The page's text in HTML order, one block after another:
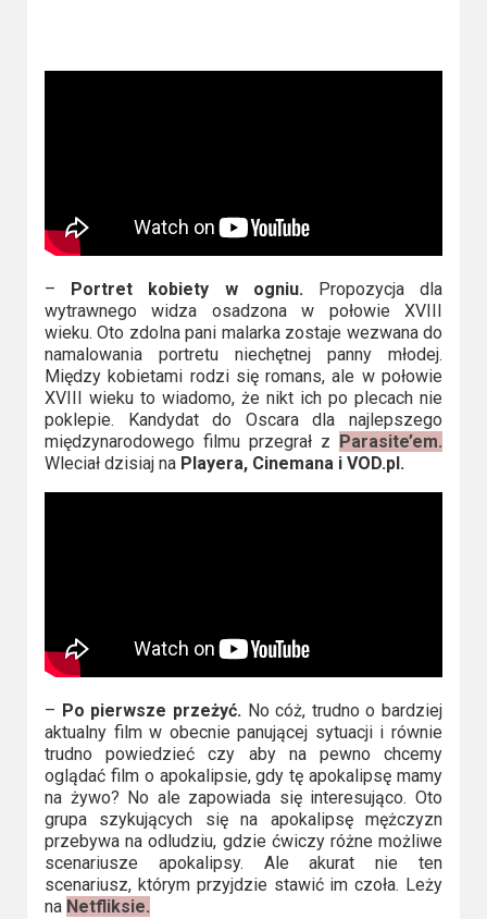
Podsumowania
2021
2020
2019
2018
2016
2017
– Portret kobiety w ogniu.Propozycja dla
wytrawnego widza osadzona w połowie XVIII
wieku. Oto zdolna pani malarka zostaje wezwana do
namalowania portretu niechętnej panny młodej.
Między kobietami rodzi się romans, ale w połowie
XVIII wieku to wiadomo, że nikt ich po plecach nie
poklepie. Kandydat do Oscara dla najlepszego
międzynarodowego filmu przegrał z
Parasite’em.
Wleciał dzisiaj na Playera, Cinemana i VOD.pl.
– Po pierwsze przeżyć.No cóż, trudno o bardziej
aktualny film w obecnie panującej sytuacji i równie
trudno powiedzieć czy aby na pewno chcemy
oglądać film o apokalipsie, gdy tę apokalipsę mamy
na żywo? No ale zapowiada się interesująco. Oto
grupa szykujących się na apokalipsę mężczyzn
przebywa na odludziu, gdzie ćwiczy różne możliwe
scenariusze apokalipsy. Ale akurat nie ten
scenariusz, którym przyjdzie stawić im czoła. Leży
na Netfliksie.